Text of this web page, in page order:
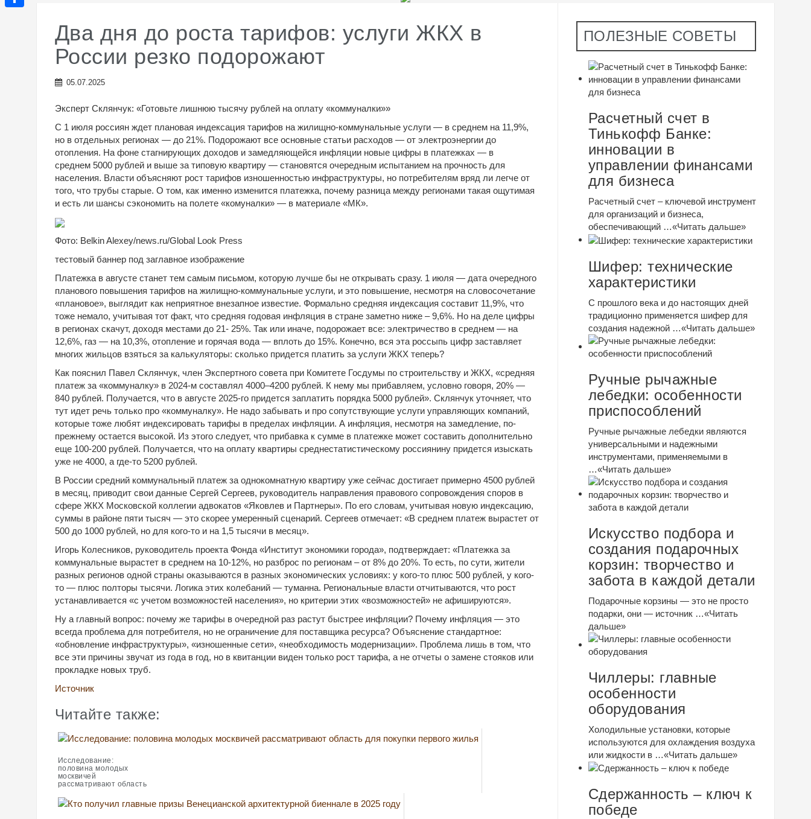
Два дня до роста тарифов: услуги ЖКХ в
России резко подорожают
05.07.2025
Эксперт Склянчук: «Готовьте лишнюю тысячу рублей на оплату «коммуналки»»
С 1 июля россиян ждет плановая индексация тарифов на жилищно-коммунальные услуги — в среднем на 11,9%,
но в отдельных регионах — до 21%. Подорожают все основные статьи расходов — от электроэнергии до
отопления. На фоне стагнирующих доходов и замедляющейся инфляции новые цифры в платежках — в
среднем 5000 рублей и выше за типовую квартиру — становятся очередным испытанием на прочность для
населения. Власти объясняют рост тарифов изношенностью инфраструктуры, но потребителям вряд ли легче от
того, что трубы старые. О том, как именно изменится платежка, почему разница между регионами такая ощутимая
и есть ли шансы сэкономить на полете «комуналки» — в материале «МК».
Фото: Belkin Alexey/news.ru/Global Look Press
тестовый баннер под заглавное изображение
Платежка в августе станет тем самым письмом, которую лучше бы не открывать сразу. 1 июля — дата очередного
планового повышения тарифов на жилищно-коммунальные услуги, и это повышение, несмотря на словосочетание
«плановое», выглядит как неприятное внезапное известие. Формально средняя индексация составит 11,9%, что
тоже немало, учитывая тот факт, что средняя годовая инфляция в стране заметно ниже – 9,6%. Но на деле цифры
в регионах скачут, доходя местами до 21- 25%. Так или иначе, подорожает все: электричество в среднем — на
12,6%, газ — на 10,3%, отопление и горячая вода — вплоть до 15%. Конечно, вся эта россыпь цифр заставляет
многих жильцов взяться за калькуляторы: сколько придется платить за услуги ЖКХ теперь?
Как пояснил Павел Склянчук, член Экспертного совета при Комитете Госдумы по строительству и ЖКХ, «средняя
платеж за «коммуналку» в 2024-м составлял 4000–4200 рублей. К нему мы прибавляем, условно говоря, 20% —
840 рублей. Получается, что в августе 2025-го придется заплатить порядка 5000 рублей». Склянчук уточняет, что
тут идет речь только про «коммуналку». Не надо забывать и про сопутствующие услуги управляющих компаний,
которые тоже любят индексировать тарифы в пределах инфляции. А инфляция, несмотря на замедление, по-
прежнему остается высокой. Из этого следует, что прибавка к сумме в платежке может составить дополнительно
еще 100-200 рублей. Получается, что на оплату квартиры среднестатистическому россиянину придется изыскать
уже не 4000, а где-то 5200 рублей.
В России средний коммунальный платеж за однокомнатную квартиру уже сейчас достигает примерно 4500 рублей
в месяц, приводит свои данные Сергей Сергеев, руководитель направления правового сопровождения споров в
сфере ЖКХ Московской коллегии адвокатов «Яковлев и Партнеры». По его словам, учитывая новую индексацию,
суммы в районе пяти тысяч — это скорее умеренный сценарий. Сергеев отмечает: «В среднем платеж вырастет от
500 до 1000 рублей, но для кого-то и на 1,5 тысячи в месяц».
Игорь Колесников, руководитель проекта Фонда «Институт экономики города», подтверждает: «Платежка за
коммунальные вырастет в среднем на 10-12%, но разброс по регионам – от 8% до 20%. То есть, по сути, жители
разных регионов одной страны оказываются в разных экономических условиях: у кого-то плюс 500 рублей, у кого-
то — плюс полторы тысячи. Логика этих колебаний — туманна. Региональные власти отчитываются, что рост
устанавливается «с учетом возможностей населения», но критерии этих «возможностей» не афишируются».
Ну а главный вопрос: почему же тарифы в очередной раз растут быстрее инфляции? Почему инфляция — это
всегда проблема для потребителя, но не ограничение для поставщика ресурса? Объяснение стандартное:
«обновление инфраструктуры», «изношенные сети», «необходимость модернизации». Проблема лишь в том, что
все эти причины звучат из года в год, но в квитанции виден только рост тарифа, а не отчеты о замене стояков или
прокладке новых труб.
Источник
Читайте также:
Исследование:
половина молодых
москвичей
рассматривают область
жилья
ПОЛЕЗНЫЕ СОВЕТЫ
Расчетный счет в
Тинькофф Банке:
инновации в
управлении финансами
для бизнеса
Расчетный счет – ключевой инструмент
для организаций и бизнеса,
обеспечивающий …«Читать дальше»
Шифер: технические
характеристики
С прошлого века и до настоящих дней
традиционно применяется шифер для
создания надежной …«Читать дальше»
Ручные рычажные
лебедки: особенности
приспособлений
Ручные рычажные лебедки являются
универсальными и надежными
инструментами, применяемыми в
…«Читать дальше»
Искусство подбора и
создания подарочных
корзин: творчество и
забота в каждой детали
Подарочные корзины — это не просто
подарки, они — источник …«Читать
дальше»
Чиллеры: главные
особенности
оборудования
Холодильные установки, которые
используются для охлаждения воздуха
или жидкости в …«Читать дальше»
Сдержанность – ключ к
победе
e